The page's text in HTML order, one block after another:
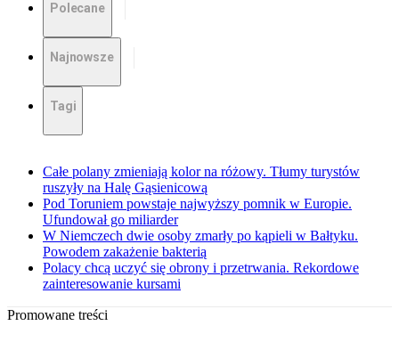
Polecane
Najnowsze
Tagi
Całe polany zmieniają kolor na różowy. Tłumy turystów
ruszyły na Halę Gąsienicową
Pod Toruniem powstaje najwyższy pomnik w Europie.
Ufundował go miliarder
W Niemczech dwie osoby zmarły po kąpieli w Bałtyku.
Powodem zakażenie bakterią
Polacy chcą uczyć się obrony i przetrwania. Rekordowe
zainteresowanie kursami
Promowane treści